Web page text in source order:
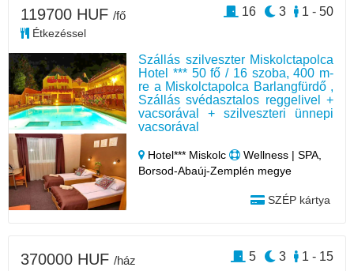
Szállás szilveszter Miskolctapolca
Hotel *** 50 fő / 16 szoba, 400 m-
re a Miskolctapolca Barlangfürdő ,
Szállás svédasztalos reggelivel +
vacsorával + szilveszteri ünnepi
vacsorával
Hotel*** Miskolc
Wellness | SPA,
Borsod-Abaúj-Zemplén megye
SZÉP kártya
119700 HUF /fő
Étkezéssel
1 - 50
3
16
370000 HUF /ház 1 - 15
3
5